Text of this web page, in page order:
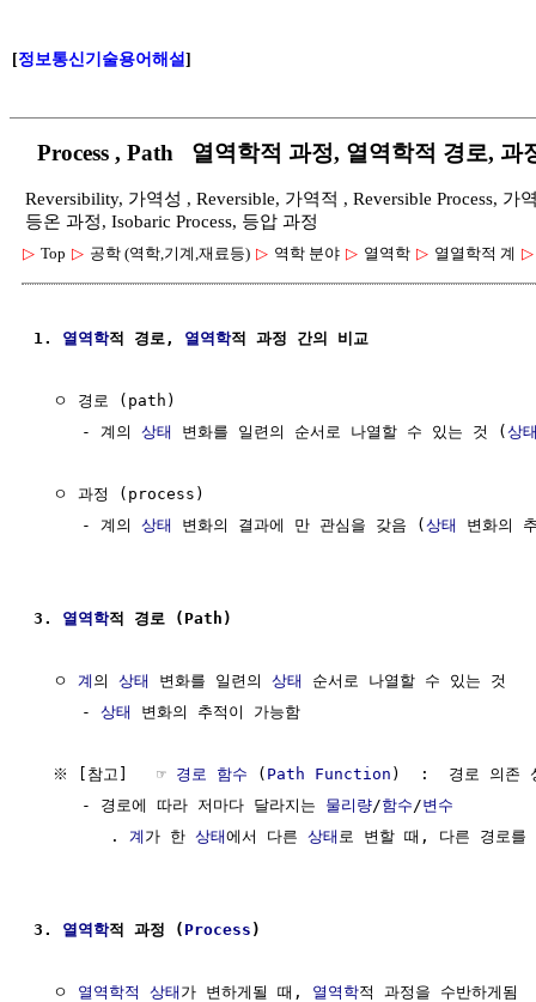
[정보통신기술용어해설]
Process , Path 열역학적 과정, 열역학적 경로, 과
Reversibility, 가역성 , Reversible, 가역적 , Reversible Process, 가
등온 과정, Isobaric Process, 등압 과정
▷ Top ▷ 공학 (역학,기계,재료등) ▷ 역학 분야 ▷ 열역학 ▷ 열열학적 계 ▷
1. 열역학적 경로, 열역학적 과정 간의 비교
  ㅇ 경로 (path)
     - 계의
상태 변화를 일련의 순서로 나열할 수 있는 것 (상
  ㅇ 과정 (process)
     - 계의
상태 변화의 결과에 만 관심을 갖음 (상태 변화의
3. 열역학적 경로 (Path)
  ㅇ
계 의 상태 변화를 일련의 상태
순서로 나열할 수 있는 것
     -
상태 변화의 추적이 가능함
  ※ [참고]   ☞
경로 함수 ( Path Function )  :  경로 의존
     - 경로에 따라 저마다 달라지는
물리량/함수 /변수
        .
계 가 한 상태에서 다른 상태 로 변할 때, 다른 경로를
3. 열역학적 과정 ( Process )
  ㅇ
열역학적 상태 가 변하게될 때, 열역학적 과정을 수반하게됨